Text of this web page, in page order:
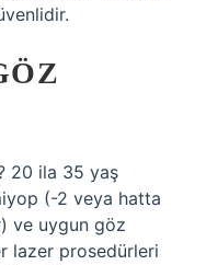
20 ila 35 yaş
(-2 veya hatta
ve uygun göz
lazer prosedürleri